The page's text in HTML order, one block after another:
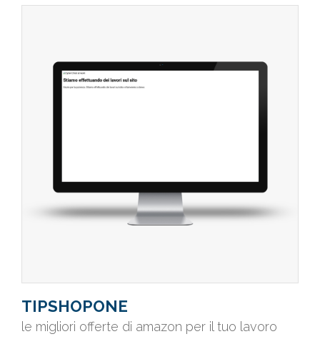
TIPSHOPONE
le migliori offerte di amazon per il tuo lavoro